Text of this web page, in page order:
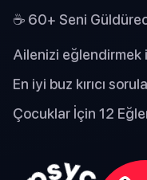
☕ 60+ Seni
Ailenizi eğlendirmek
En iyi buz kırıcı
Çocuklar İçin 12